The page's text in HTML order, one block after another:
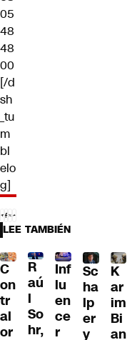
05
48
48
00
[/d
sh
_tu
m
bl
elo
g]
LEE TAMBIÉN
C
on
tr
al
or
R
aú
l
So
hr,
Inf
lu
en
ce
r
Sc
ha
lp
er
y
K
ar
im
Bi
an